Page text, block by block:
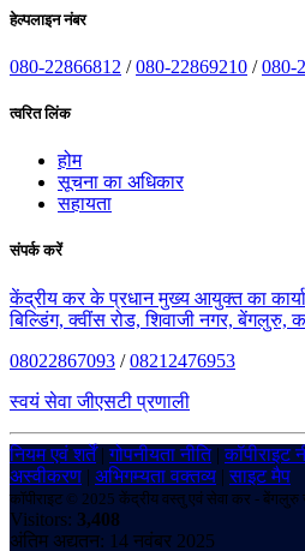
हेल्पलाइन नंबर
080-22866812 /080-22869210 /080-
त्वरित लिंक
होम
सूचना का अधिकार
सहायता
संपर्क करें
केंद्रीय कर के प्रधान मुख्य आयुक्त का
बिल्डिंग, क्वींस रोड, शिवाजी नगर, बेंगलुरु,
08022867093 /08212476953
स्वयं सेवा जीएसटी प्रणाली
नियम एवं शर्तें|गोपनीयता नीति|कॉपीराइट
अस्वीकरण | अभिगम्यता वक्तव्य |साइट मैप
कॉपीराइट © 2025 केंद्रीय वस्तु एवं सेवा कर - बेंगलुरु
Visitors: 3,408
अंतिम अद्यतन: 14 नवंबर 2025